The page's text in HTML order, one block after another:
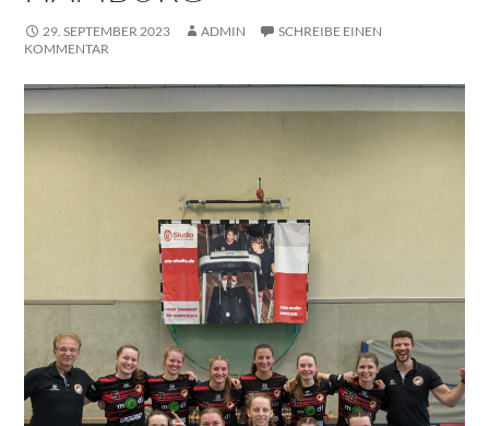
29. SEPTEMBER 2023 ADMIN
SCHREIBE EINEN
KOMMENTAR